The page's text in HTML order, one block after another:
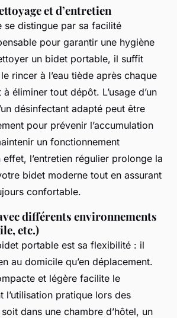
et d’entretien
se distingue par sa facilité
pour garantir une hygiène
un bidet portable, il suffit
rincer à l’eau tiède après chaque
éliminer tout dépôt. L’usage d’un
désinfectant adapté peut être
pour prévenir l’accumulation
un fonctionnement
l’entretien régulier prolonge la
bidet moderne tout en assurant
confortable.
différents environnements
etc.)
portable est sa flexibilité : il
au domicile qu’en déplacement.
et légère facilite le
l’utilisation pratique lors des
dans une chambre d’hôtel, un